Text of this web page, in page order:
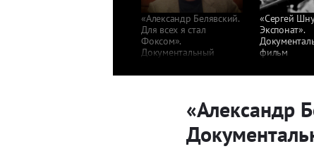
«Александр Белявский.
Для всех я стал
Фоксом».
Документальный
«Сергей
Экспонат».
фильм
«Александр